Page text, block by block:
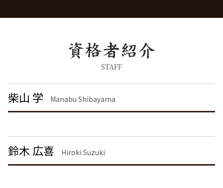
離婚 慰謝料 養育費
共同親権 制度
離婚 慰謝料 種類
離婚 慰謝料 相場 年収
器物破損 慰謝料
刑事事件 弁護士
脅迫罪 懲役
痴漢 逮捕 弁護士
脅迫罪 構成要件
暴行罪 慰謝料
企業法務 渋谷区 弁護士
刑事事件 神奈川県 弁護士
不動産トラブル 千葉県 弁護士
企業法務 栃木県 弁護士
刑事事件 大田区 弁護士
債権回収 千葉県 弁護士
労働問題 渋谷区 弁護士
不動産トラブル 神奈川県 弁護士
離婚 千葉県 弁護士
労働問題 千葉県 弁護士
STAFF
柴山 学 Manabu Shibayama
鈴木 広喜 Hiroki Suzuki